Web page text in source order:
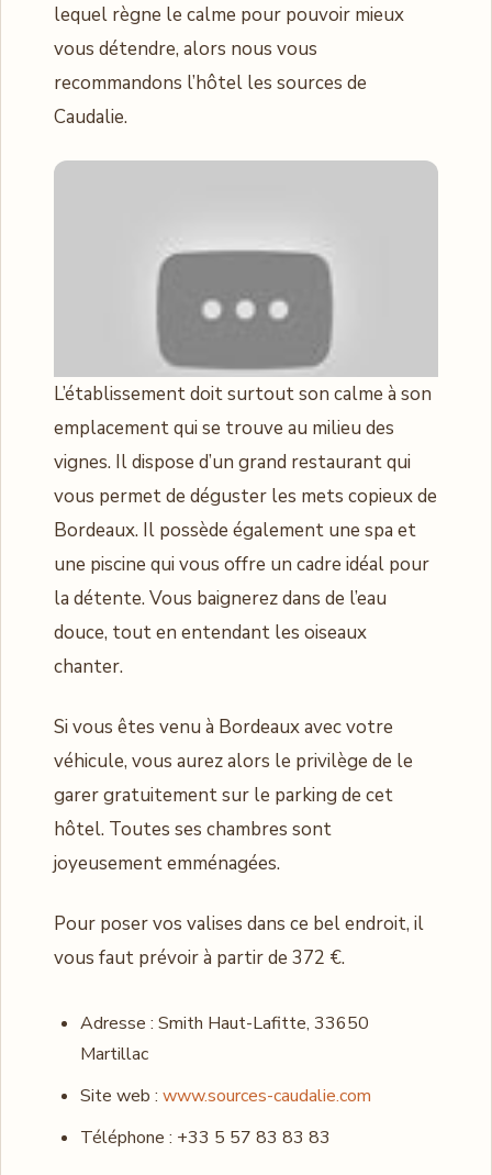
lequel règne le calme pour pouvoir mieux
vous détendre, alors nous vous
recommandons l’hôtel les sources de
Caudalie.
L’établissement doit surtout son calme à son
emplacement qui se trouve au milieu des
vignes. Il dispose d’un grand restaurant qui
vous permet de déguster les mets copieux de
Bordeaux. Il possède également une spa et
une piscine qui vous offre un cadre idéal pour
la détente. Vous baignerez dans de l’eau
douce, tout en entendant les oiseaux
chanter.
Si vous êtes venu à Bordeaux avec votre
véhicule, vous aurez alors le privilège de le
garer gratuitement sur le parking de cet
hôtel. Toutes ses chambres sont
joyeusement emménagées.
Pour poser vos valises dans ce bel endroit, il
vous faut prévoir à partir de 372 €.
Adresse : Smith Haut-Lafitte, 33650
Martillac
Site web : www.sources-caudalie.com
Téléphone : +33 5 57 83 83 83